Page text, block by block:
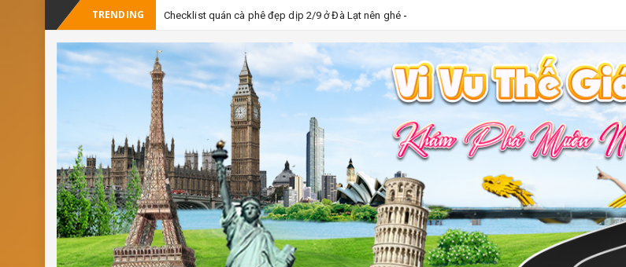
TRENDING Checklist quán cà phê đẹp dịp 2/9 ở Đà Lạt nên ghé